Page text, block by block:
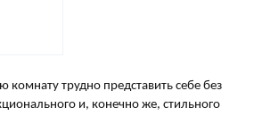
grey
комнату трудно представить себе без
и, конечно же, стильного